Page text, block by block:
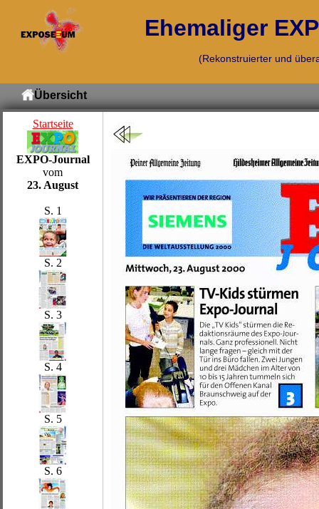
Ehemaliger
(Rekonstruierter und
Übersicht